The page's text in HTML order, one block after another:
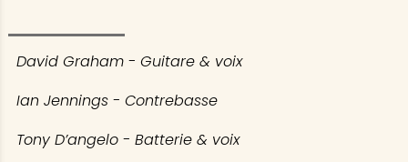
David Graham - Guitare & voix
Ian Jennings - Contrebasse
Tony D’angelo - Batterie & voix